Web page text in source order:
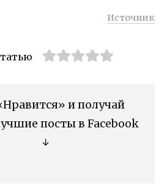
Источник
и получай
посты в Facebook
↓